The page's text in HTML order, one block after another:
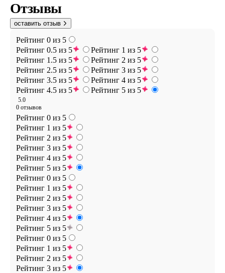
Отзывы
оставить отзыв
Рейтинг 0 из 5
Рейтинг 0.5 из 5
Рейтинг 1 из 5
Рейтинг 1.5 из 5
Рейтинг 2 из 5
Рейтинг 2.5 из 5
Рейтинг 3 из 5
Рейтинг 3.5 из 5
Рейтинг 4 из 5
Рейтинг 4.5 из 5
Рейтинг 5 из 5
5.0
0 отзывов
Рейтинг 0 из 5
Рейтинг 1 из 5
Рейтинг 2 из 5
Рейтинг 3 из 5
Рейтинг 4 из 5
Рейтинг 5 из 5
Рейтинг 0 из 5
Рейтинг 1 из 5
Рейтинг 2 из 5
Рейтинг 3 из 5
Рейтинг 4 из 5
Рейтинг 5 из 5
Рейтинг 0 из 5
Рейтинг 1 из 5
Рейтинг 2 из 5
Рейтинг 3 из 5